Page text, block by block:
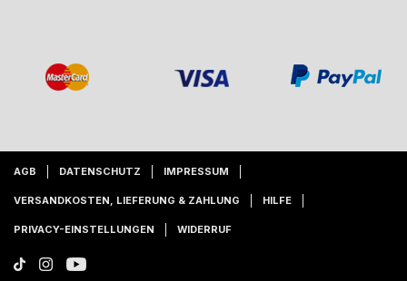
AGB DATENSCHUTZ IMPRESSUM
VERSANDKOSTEN, LIEFERUNG & ZAHLUNG HILFE
PRIVACY-EINSTELLUNGEN WIDERRUF